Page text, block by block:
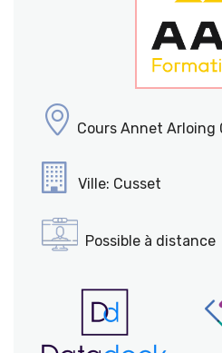
Cours Annet Arloing
Ville: Cusset
Possible à distance